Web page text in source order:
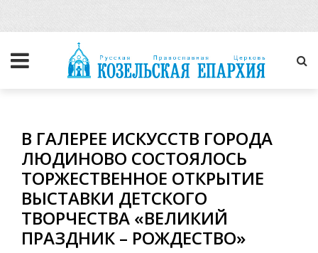
В ГАЛЕРЕЕ ИСКУССТВ ГОРОДА
ЛЮДИНОВО СОСТОЯЛОСЬ
ТОРЖЕСТВЕННОЕ ОТКРЫТИЕ
ВЫСТАВКИ ДЕТСКОГО
ТВОРЧЕСТВА «ВЕЛИКИЙ
ПРАЗДНИК – РОЖДЕСТВО»